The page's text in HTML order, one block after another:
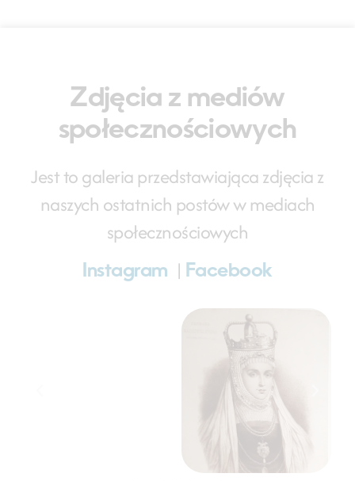
Zdjęcia z mediów
społecznościowych
Jest to galeria przedstawiająca zdjęcia z
naszych ostatnich postów w mediach
społecznościowych
Instagram | Facebook